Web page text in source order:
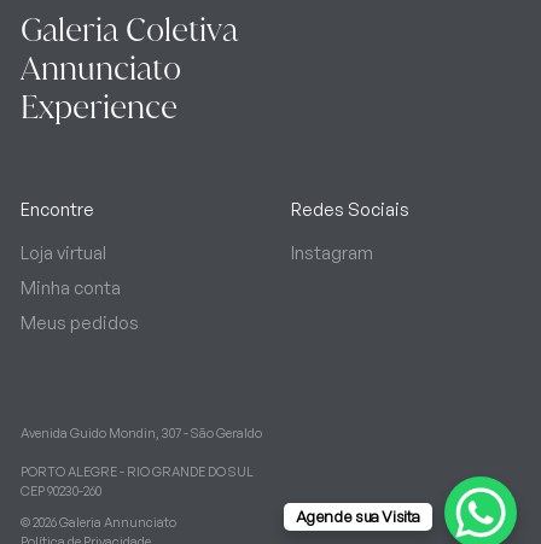
Acesse Loja Virtual
Galeria Coletiva
Annunciato
Experience
Encontre
Loja virtual
Minha conta
Meus pedidos
Redes Sociais
Instagram
Avenida Guido Mondin, 307 - São Geraldo
PORTO ALEGRE - RIO GRANDE DO SUL
CEP 90230-260
© 2026 Galeria Annunciato
Agende sua Visita